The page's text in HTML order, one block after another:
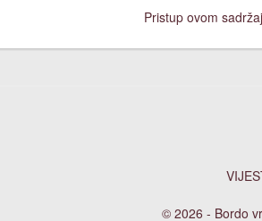
Pristup ovom
© 2026 - Bordo